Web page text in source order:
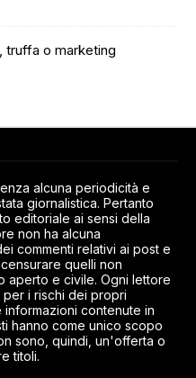
truffa o marketing
alcuna periodicità e
giornalistica. Pertanto
editoriale ai sensi della
non ha alcuna
commenti relativi ai post e
quelli non
aperto e civile. Ogni lettore
i rischi dei propri
contenute in
hanno come unico scopo
sono, quindi, un'offerta o
titoli.